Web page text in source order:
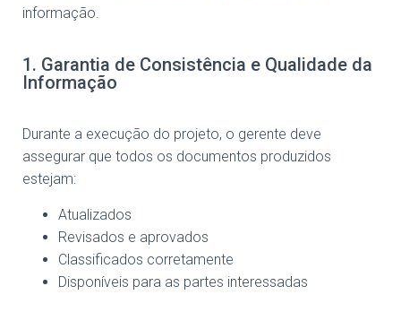
informação.
1. Garantia de Consistência e Qualidade da
Informação
Durante a execução do projeto, o gerente deve
assegurar que todos os documentos produzidos
estejam:
Atualizados
Revisados e aprovados
Classificados corretamente
Disponíveis para as partes interessadas